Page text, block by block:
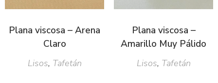
Plana viscosa – Arena
Claro
Lisos, Tafetán
Plana viscosa –
Amarillo Muy Pálido
Lisos, Tafetán